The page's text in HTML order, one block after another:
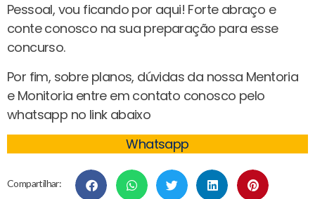
Pessoal, vou ficando por aqui! Forte abraço e
conte conosco na sua preparação para esse
concurso.
Por fim, sobre planos, dúvidas da nossa Mentoria
e Monitoria entre em contato conosco pelo
whatsapp no link abaixo
Whatsapp
Compartilhar: